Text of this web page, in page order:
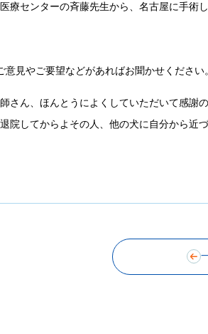
療センターの斉藤先生から、名古屋に手術
意見やご要望などがあればお聞かせください
さん、ほんとうによくしていただいて感謝
院してからよその人、他の犬に自分から近